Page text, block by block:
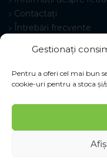
Gestionați
Pentru a oferi cel mai bun
cookie-uri pentru a stoca și/
Contactați
Întrebări frecvente
© 2026 Pracovné